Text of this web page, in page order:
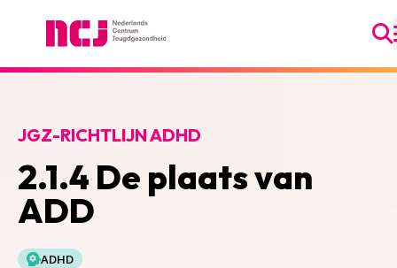
2.1.4 De plaats van
ADD
JGZ-RICHTLIJN ADHD
ADHD